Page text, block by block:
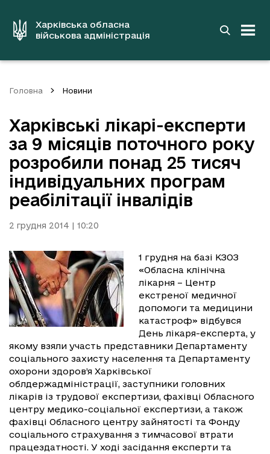
вмістуХарківська обласна
військова адміністрація
Головна Новини
Харківські лікарі-експерти
за 9 місяців поточного року
розробили понад 25 тисяч
індивідуальних програм
реабілітації інвалідів
2 грудня 2014 | 10:20
1 грудня на базі КЗОЗ
«Обласна клінічна
лікарня – Центр
екстреної медичної
допомоги та медицини
катастроф» відбувся
День лікаря-експерта, у
якому взяли участь представники Департаменту
соціального захисту населення та Департаменту
охорони здоров’я Харківської
облдержадміністрації, заступники головних
лікарів із трудової експертизи, фахівці Обласного
центру медико-соціальної експертизи, а також
фахівці Обласного центру зайнятості та Фонду
соціального страхування з тимчасової втрати
працездатності. У ході засідання експерти та